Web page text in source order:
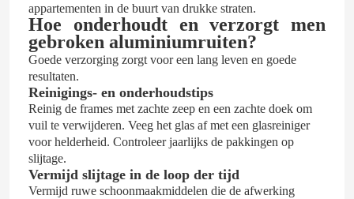
appartementen in de buurt van drukke straten.
Hoe onderhoudt en verzorgt men
gebroken aluminiumruiten?
Goede verzorging zorgt voor een lang leven en goede
resultaten.
Reinigings- en onderhoudstips
Reinig de frames met zachte zeep en een zachte doek om
vuil te verwijderen. Veeg het glas af met een glasreiniger
voor helderheid. Controleer jaarlijks de pakkingen op
slijtage.
Vermijd slijtage in de loop der tijd
Vermijd ruwe schoonmaakmiddelen die de afwerking